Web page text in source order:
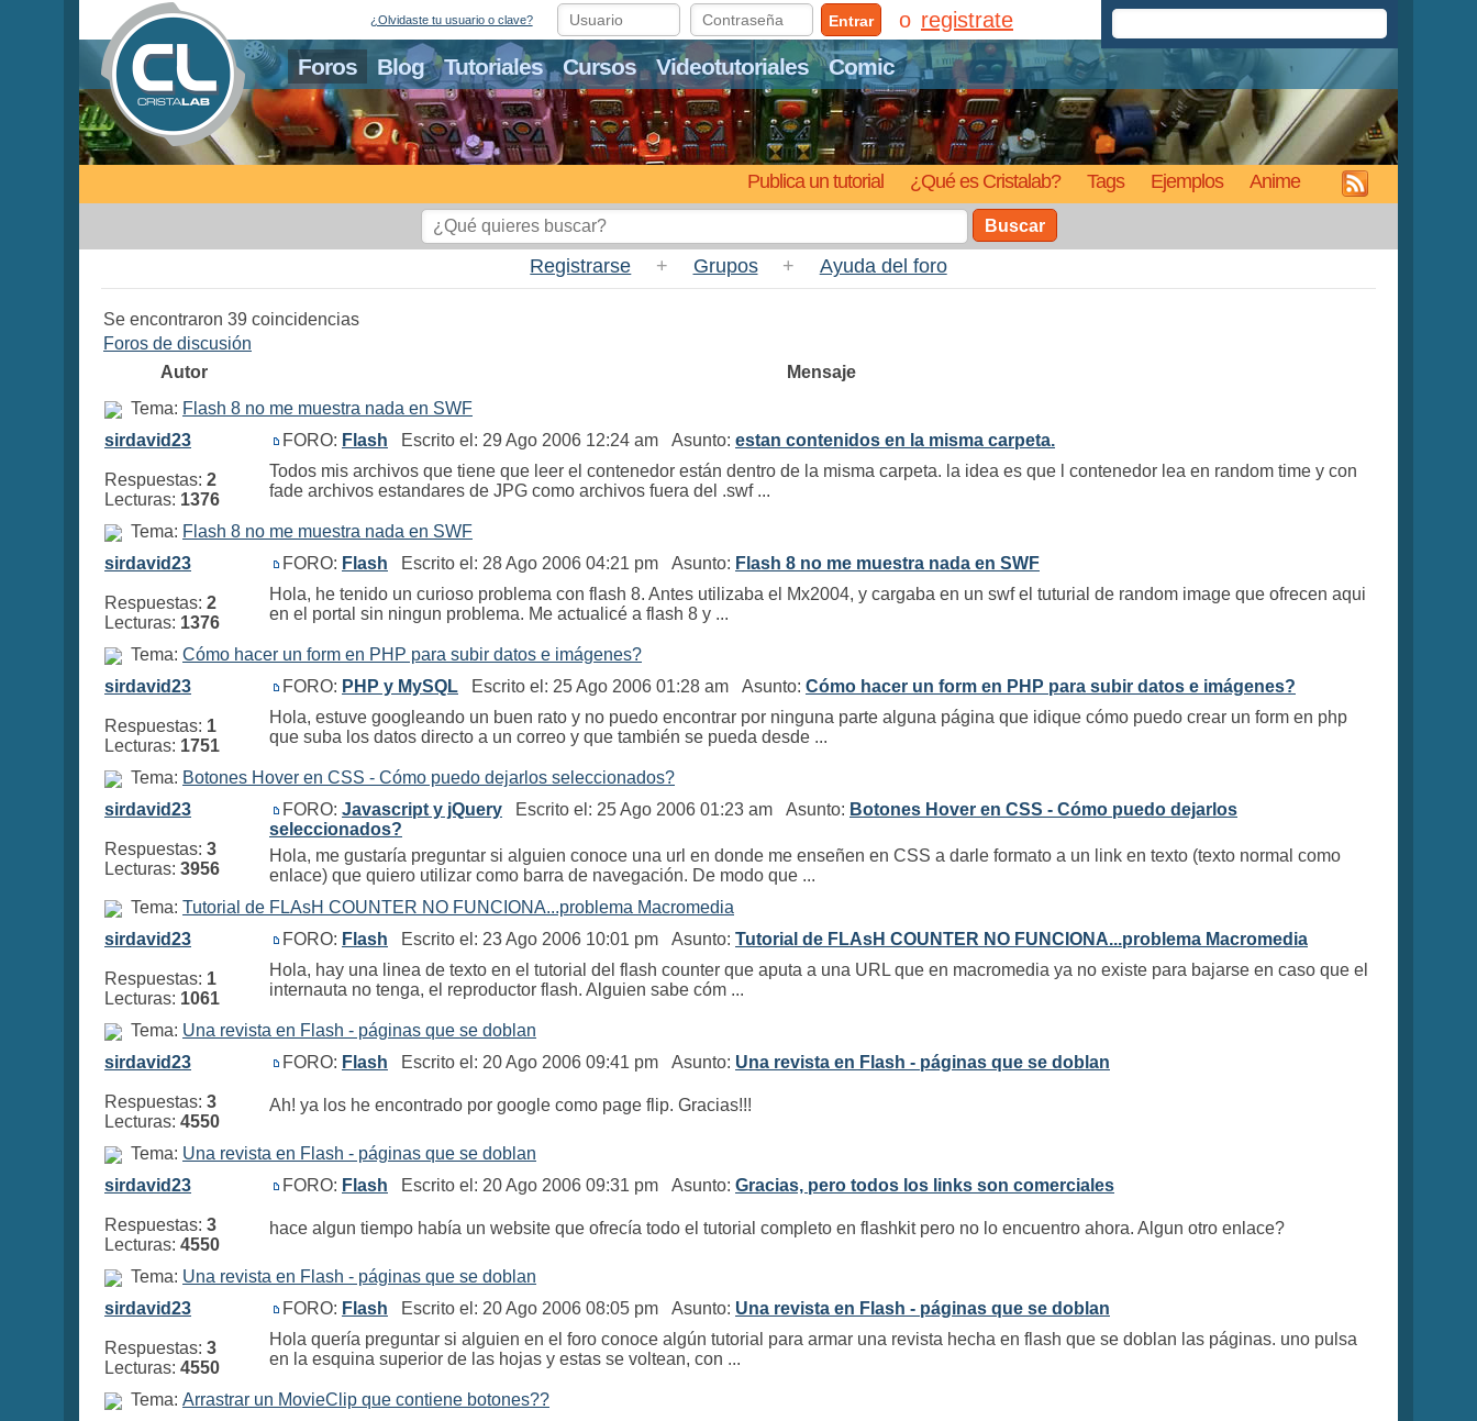
Foros Blog Tutoriales Cursos Videotutoriales Comic
Publica un tutorial ¿Qué es Cristalab? Tags Ejemplos Anime
¿Olvidaste tu usuario o clave? Entrar registrate
Buscar
Registrarse + Grupos + Ayuda del foro
Se encontraron 39 coincidencias
Foros de discusión
Autor
Mensaje
Tema: Flash 8 no me muestra nada en SWF
sirdavid23
Respuestas: 2
Lecturas: 1376
FORO: Flash Escrito el: 29 Ago 2006 12:24 am Asunto: estan contenidos en la misma carpeta.
Todos mis archivos que tiene que leer el contenedor están dentro de la misma carpeta. la idea es que l contenedor lea en random time y con
fade archivos estandares de JPG como archivos fuera del .swf ...
Tema: Flash 8 no me muestra nada en SWF
sirdavid23
Respuestas: 2
Lecturas: 1376
FORO: Flash Escrito el: 28 Ago 2006 04:21 pm Asunto: Flash 8 no me muestra nada en SWF
Hola, he tenido un curioso problema con flash 8. Antes utilizaba el Mx2004, y cargaba en un swf el tuturial de random image que ofrecen aqui
en el portal sin ningun problema. Me actualicé a flash 8 y ...
Tema: Cómo hacer un form en PHP para subir datos e imágenes?
sirdavid23
Respuestas: 1
Lecturas: 1751
FORO: PHP y MySQL Escrito el: 25 Ago 2006 01:28 am Asunto: Cómo hacer un form en PHP para subir datos e imágenes?
Hola, estuve googleando un buen rato y no puedo encontrar por ninguna parte alguna página que idique cómo puedo crear un form en php
que suba los datos directo a un correo y que también se pueda desde ...
Tema: Botones Hover en CSS - Cómo puedo dejarlos seleccionados?
sirdavid23
Respuestas: 3
Lecturas: 3956
FORO: Javascript y jQuery Escrito el: 25 Ago 2006 01:23 am Asunto: Botones Hover en CSS - Cómo puedo dejarlos
seleccionados?
Hola, me gustaría preguntar si alguien conoce una url en donde me enseñen en CSS a darle formato a un link en texto (texto normal como
enlace) que quiero utilizar como barra de navegación. De modo que ...
Tema: Tutorial de FLAsH COUNTER NO FUNCIONA...problema Macromedia
sirdavid23
Respuestas: 1
Lecturas: 1061
FORO: Flash Escrito el: 23 Ago 2006 10:01 pm Asunto: Tutorial de FLAsH COUNTER NO FUNCIONA...problema Macromedia
Hola, hay una linea de texto en el tutorial del flash counter que aputa a una URL que en macromedia ya no existe para bajarse en caso que el
internauta no tenga, el reproductor flash. Alguien sabe cóm ...
Tema: Una revista en Flash - páginas que se doblan
sirdavid23
Respuestas: 3
Lecturas: 4550
FORO: Flash Escrito el: 20 Ago 2006 09:41 pm Asunto: Una revista en Flash - páginas que se doblan
Ah! ya los he encontrado por google como page flip. Gracias!!!
Tema: Una revista en Flash - páginas que se doblan
sirdavid23
Respuestas: 3
Lecturas: 4550
FORO: Flash Escrito el: 20 Ago 2006 09:31 pm Asunto: Gracias, pero todos los links son comerciales
hace algun tiempo había un website que ofrecía todo el tutorial completo en flashkit pero no lo encuentro ahora. Algun otro enlace?
Tema: Una revista en Flash - páginas que se doblan
sirdavid23
Respuestas: 3
Lecturas: 4550
FORO: Flash Escrito el: 20 Ago 2006 08:05 pm Asunto: Una revista en Flash - páginas que se doblan
Hola quería preguntar si alguien en el foro conoce algún tutorial para armar una revista hecha en flash que se doblan las páginas. uno pulsa
en la esquina superior de las hojas y estas se voltean, con ...
Tema: Arrastrar un MovieClip que contiene botones??